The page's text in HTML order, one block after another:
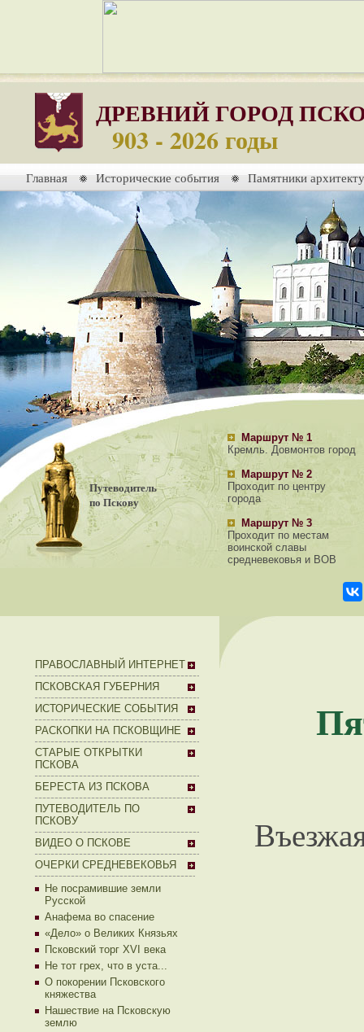
ДРЕВНИЙ ГОРОД
903 - 2026 годы
Главная Исторические события Памятники
Путеводитель
по Пскову
Маршрут № 1
Кремль. Довмонтов город
Маршрут № 2
Проходит по центру
города
Маршрут № 3
Проходит по местам
воинской славы
средневековья и ВОВ
ПРАВОСЛАВНЫЙ ИНТЕРНЕТ
ПСКОВСКАЯ ГУБЕРНИЯ
ИСТОРИЧЕСКИЕ СОБЫТИЯ
РАСКОПКИ НА ПСКОВЩИНЕ
СТАРЫЕ ОТКРЫТКИ
ПСКОВА
БЕРЕСТА ИЗ ПСКОВА
ПУТЕВОДИТЕЛЬ ПО
ПСКОВУ
ВИДЕО О ПСКОВЕ
ОЧЕРКИ СРЕДНЕВЕКОВЬЯ
Не посрамившие земли
Русской
Анафема во спасение
«Дело» о Великих Князьях
Псковский торг XVI века
Не тот грех, что в уста...
О покорении Псковского
княжества
Нашествие на Псковскую
землю